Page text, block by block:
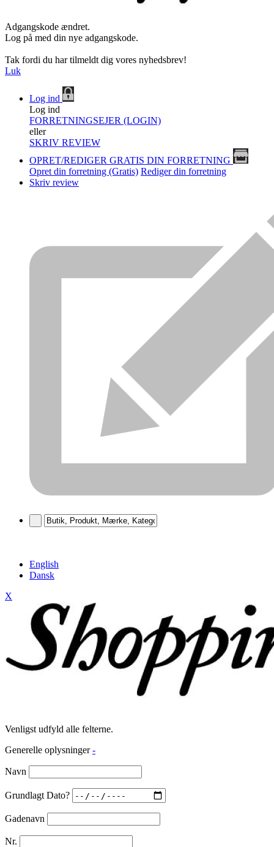
Adgangskode ændret.
Log på med din nye adgangskode.
Tak fordi du har tilmeldt dig vores nyhedsbrev!
Luk
Log ind
Log ind
FORRETNINGSEJER (LOGIN)
eller
SKRIV REVIEW
OPRET/REDIGER GRATIS DIN FORRETNING
Opret din forretning (Gratis) Rediger din forretning
Skriv review
English
Dansk
X
Venligst udfyld alle felterne.
Generelle oplysninger -
Navn
Grundlagt Dato?
Gadenavn
Nr.